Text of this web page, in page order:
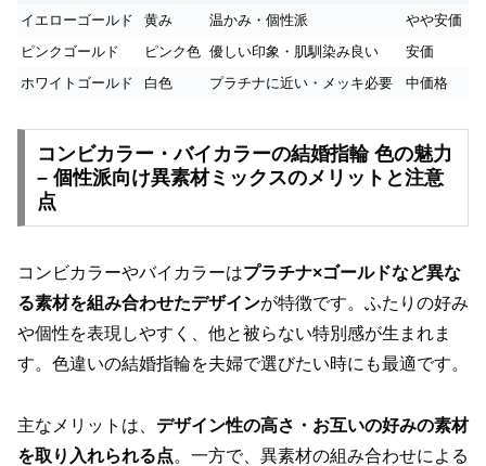
イエローゴールド
黄み 温かみ・個性派
やや安価
ピンクゴールド
ピンク色 優しい印象・肌馴染み良い
安価
ホワイトゴールド
白色 プラチナに近い・メッキ必要 中価格
コンビカラー・バイカラーの結婚指輪 色の魅力
– 個性派向け異素材ミックスのメリットと注意
点
コンビカラーやバイカラーはプラチナ×ゴールドなど異な
る素材を組み合わせたデザインが特徴です。ふたりの好み
や個性を表現しやすく、他と被らない特別感が生まれま
す。色違いの結婚指輪を夫婦で選びたい時にも最適です。
主なメリットは、 デザイン性の高さ・お互いの好みの素材
を取り入れられる点。一方で、異素材の組み合わせによる